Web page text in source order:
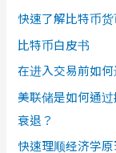
快速了解比特币
比特币白皮书
在进入交易前如
美联储是如何通
衰退？
快速理顺经济学